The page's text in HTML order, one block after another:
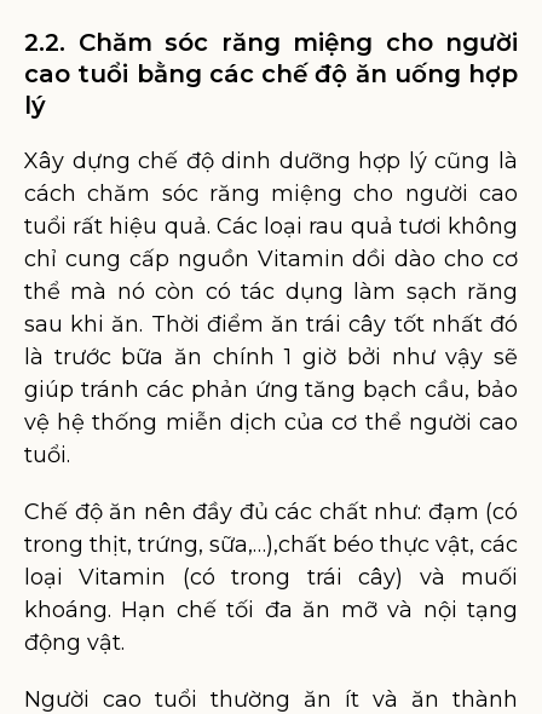
2.2. Chăm sóc răng miệng cho người
cao tuổi bằng các chế độ ăn uống hợp
lý
Xây dựng chế độ dinh dưỡng hợp lý cũng là
cách chăm sóc răng miệng cho người cao
tuổi rất hiệu quả. Các loại rau quả tươi không
chỉ cung cấp nguồn Vitamin dồi dào cho cơ
thể mà nó còn có tác dụng làm sạch răng
sau khi ăn. Thời điểm ăn trái cây tốt nhất đó
là trước bữa ăn chính 1 giờ bởi như vậy sẽ
giúp tránh các phản ứng tăng bạch cầu, bảo
vệ hệ thống miễn dịch của cơ thể người cao
tuổi.
Chế độ ăn nên đầy đủ các chất như: đạm (có
trong thịt, trứng, sữa,…),chất béo thực vật, các
loại Vitamin (có trong trái cây) và muối
khoáng. Hạn chế tối đa ăn mỡ và nội tạng
động vật.
Người cao tuổi thường ăn ít và ăn thành